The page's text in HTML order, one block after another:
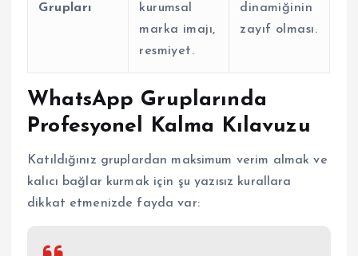
Grupları
kurumsal
marka imajı,
resmiyet.
dinamiğinin
zayıf olması.
WhatsApp Gruplarında
Profesyonel Kalma Kılavuzu
Katıldığınız gruplardan maksimum verim almak ve
kalıcı bağlar kurmak için şu yazısız kurallara
dikkat etmenizde fayda var: